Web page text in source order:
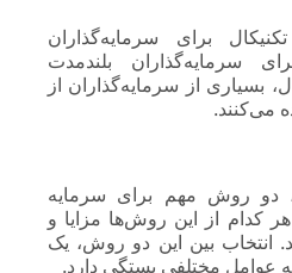
برای سرمایه‌گذاران
سرمایه‌گذاران بلند‌مدت
بسیاری از سرمایه‌گذاران از
می‌کنند.
دو روش مهم برای سرمایه
کدام از این روش‌ها مزایا و
انتخاب بین این دو روش، یک
مختلفی بستگی دارد.